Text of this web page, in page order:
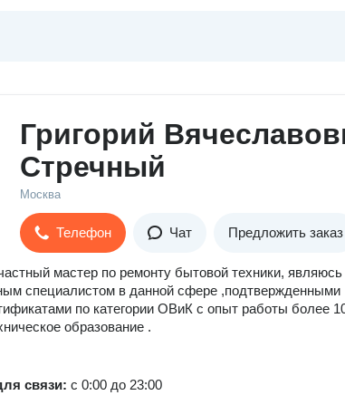
Григорий
Стречный
Москва
Телефон Чат Предложить заказ
мастер по ремонту бытовой техники, являюсь
специалистом в данной сфере ,подтвержденными
по категории ОВиК с опыт работы более
образование .
связи: с 0:00 до 23:00